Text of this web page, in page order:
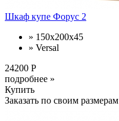
Шкаф купе Форус 2
» 150х200х45
» Versal
24200 Р
подробнее »
Купить
Заказать по своим размерам